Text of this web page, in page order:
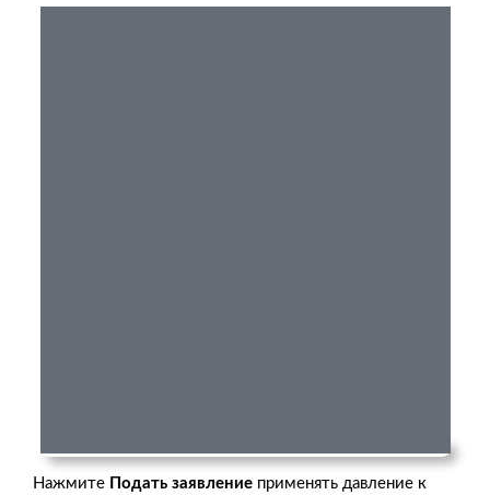
Нажмите Подать заявление применять давление к